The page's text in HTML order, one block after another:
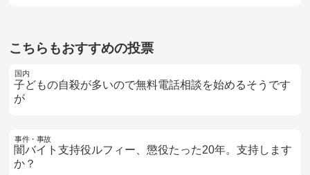
こちらもおすすめの投票
国内
子どもの自殺が多いので無料電話相談を始めるそうです
が
事件・事故
闇バイト支持役ルフィー、懲役たった20年。支持します
か？